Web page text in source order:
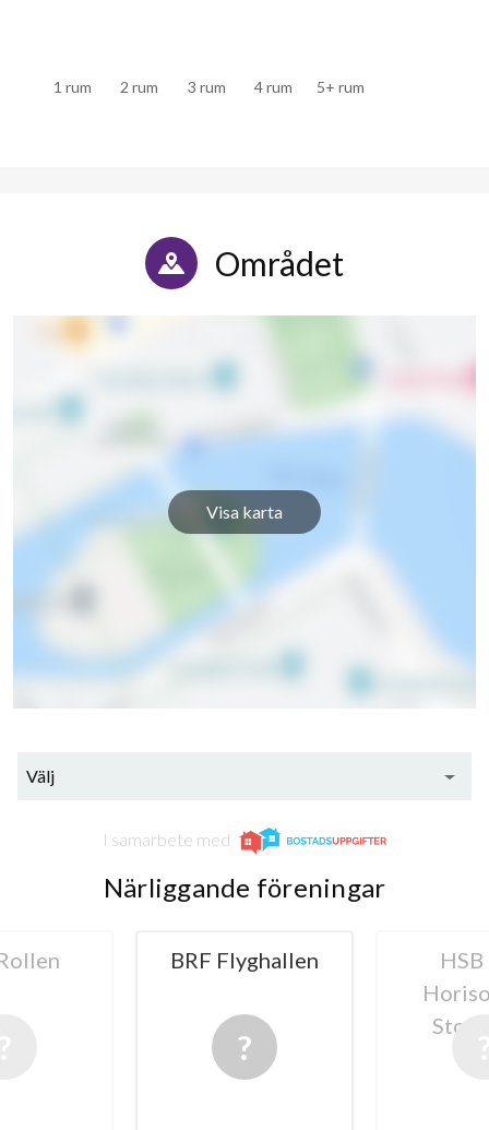
Zeppelinargatan 28 1
22
1 rum 2 rum 3 rum 4 rum 5+ rum
Området
Visa karta
Välj
I samarbete med
Närliggande föreningar
BRF Flyghallen
HSB